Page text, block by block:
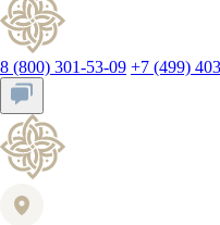
8 (800) 301-53-09 +7 (499)